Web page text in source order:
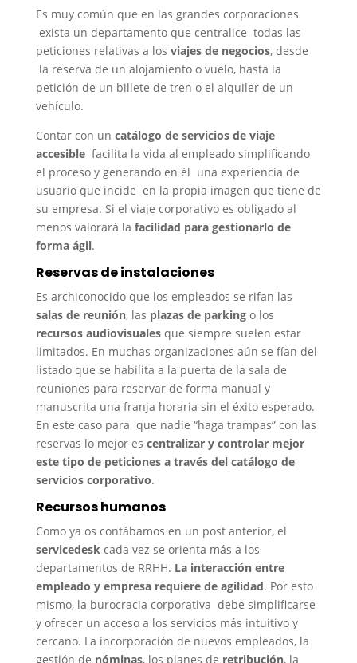
Es muy común que en las grandes corporaciones
exista un departamento que centralice todas las
peticiones relativas a los viajes de negocios, desde
la reserva de un alojamiento o vuelo, hasta la
petición de un billete de tren o el alquiler de un
vehículo.
Contar con un catálogo de servicios de viaje
accesiblefacilita la vida al empleado simplificando
el proceso y generando en él una experiencia de
usuario que incide en la propia imagen que tiene de
su empresa. Si el viaje corporativo es obligado al
menos valorará la facilidad para gestionarlo de
forma ágil.
Reservas de instalaciones
Es archiconocido que los empleados se rifan las
salas de reunión, las plazas de parkingo los
recursos audiovisualesque siempre suelen estar
limitados. En muchas organizaciones aún se fían del
listado que se habilita a la puerta de la sala de
reuniones para reservar de forma manual y
manuscrita una franja horaria sin el éxito esperado.
En este caso para que nadie “haga trampas” con las
reservas lo mejor es centralizar y controlar mejor
este tipo de peticiones a través del catálogo de
servicios corporativo.
Recursos humanos
Como ya os contábamos en un post anterior, el
servicedeskcada vez se orienta más a los
departamentos de RRHH. La interacción entre
empleado y empresa requiere de agilidad. Por esto
mismo, la burocracia corporativa debe simplificarse
y ofrecer un acceso a los servicios más intuitivo y
cercano. La incorporación de nuevos empleados, la
gestión de nóminas, los planes de retribución, la